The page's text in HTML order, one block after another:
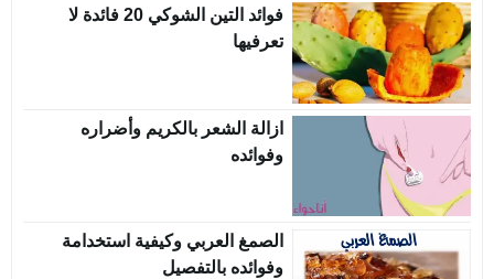
فوائد التين الشوكي 20 فائدة لا
تعرفيها
ازالة الشعر بالكريم وأضراره
وفوائده
الصمغ العربي وكيفية استخدامة
وفوائده بالتفصيل